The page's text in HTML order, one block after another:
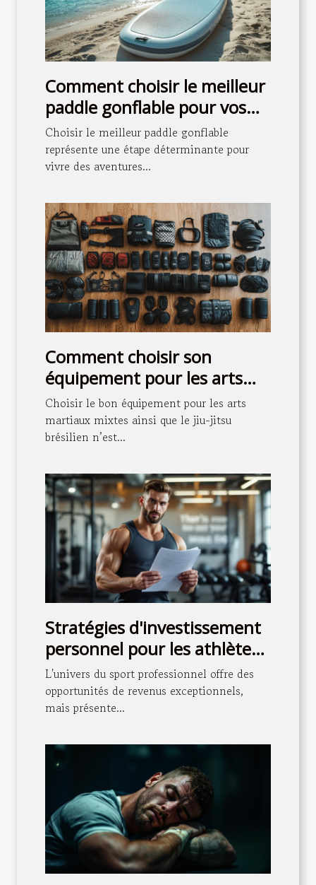
Comment choisir le meilleur
paddle gonflable pour vos
aventures aquatiques ?
Choisir le meilleur paddle gonflable
représente une étape déterminante pour
vivre des aventures...
Comment choisir son
équipement pour les arts
martiaux mixtes et le jiu-
jitsu brésilien ?
Choisir le bon équipement pour les arts
martiaux mixtes ainsi que le jiu-jitsu
brésilien n’est...
Stratégies d'investissement
personnel pour les athlètes
professionnels
L'univers du sport professionnel offre des
opportunités de revenus exceptionnels,
mais présente...